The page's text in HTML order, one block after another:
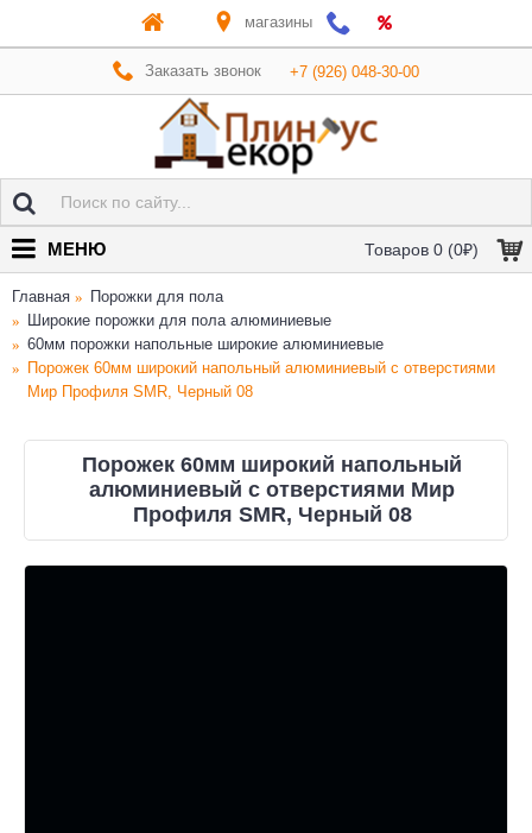
магазины
Заказать звонок +7 (926) 048-30-00
Товаров 0 (0₽)
МЕНЮ
Главная
Порожки для пола
Широкие порожки для пола алюминиевые
60мм порожки напольные широкие алюминиевые
Порожек 60мм широкий напольный алюминиевый с отверстиями
Мир Профиля SMR, Черный 08
Порожек 60мм широкий напольный
алюминиевый с отверстиями Мир
Профиля SMR, Черный 08